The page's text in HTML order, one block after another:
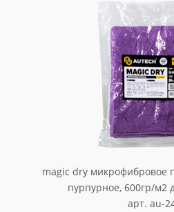
magic dry микрофибровое
пурпурное, 600гр/м2
арт. au-